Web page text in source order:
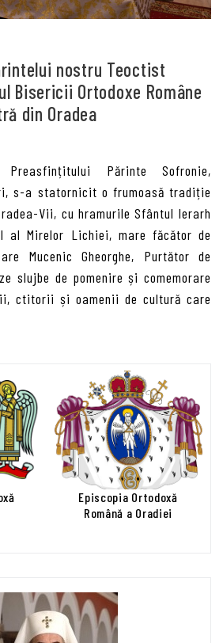
nostru Teoctist
Bisericii Ortodoxe Române
din Oradea
Preasfințitului Părinte Sofronie,
s-a statornicit o frumoasă tradiție
Vii, cu hramurile Sfântul Ierarh
al Mirelor Lichiei, mare făcător de
Mucenic Gheorghe, Purtător de
slujbe de pomenire și comemorare
ctitorii și oamenii de cultură care
Episcopia Ortodoxă
Română a Oradiei